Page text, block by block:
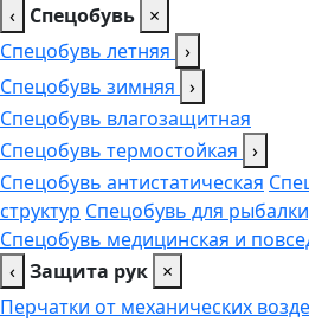
‹ Спецобувь ×
Спецобувь летняя ›
Спецобувь зимняя ›
Спецобувь влагозащитная
Спецобувь термостойкая ›
Спецобувь антистатическая
структур Спецобувь для
Спецобувь медицинская и
‹ Защита рук ×
Перчатки от механических